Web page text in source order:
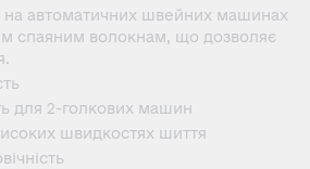
на автоматичних швейних машинах
спаяним волокнам, що дозволяє
для 2-голкових машин
швидкостях шиття